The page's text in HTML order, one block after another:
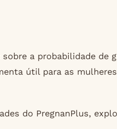
a probabilidade de
útil para as
do PregnanPlus,